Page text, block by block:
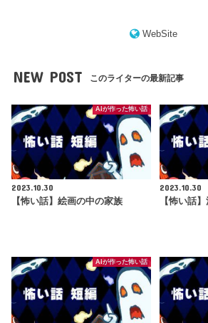
WebSite
NEW POST このライターの最新記事
AIが作った怖い話
2023.10.30
【怖い話】絵画の中の家族
2023.10.30
【怖い話
AIが作った怖い話